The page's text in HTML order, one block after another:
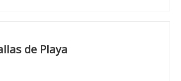
de Playa